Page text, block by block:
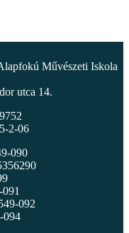
Művészeti Iskola
utca 14.
2-06
090
092
094